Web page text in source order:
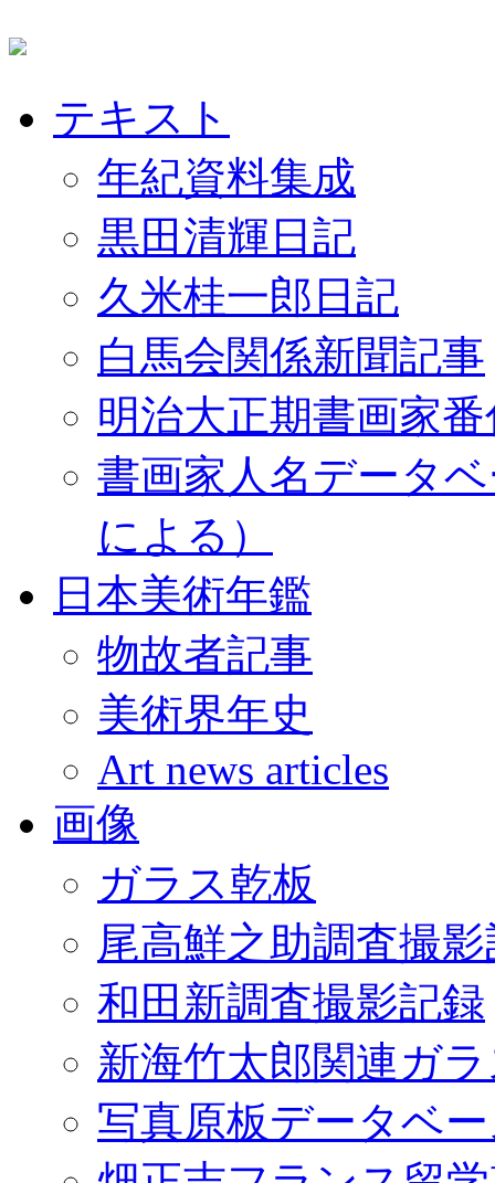
テキスト
年紀資料集成
黒田清輝日記
久米桂一郎日記
白馬会関係新聞記事
明治大正期書画家
書画家人名データ
による）
日本美術年鑑
物故者記事
美術界年史
Art news articles
画像
ガラス乾板
尾高鮮之助調査撮
和田新調査撮影記録
新海竹太郎関連ガ
写真原板データベ